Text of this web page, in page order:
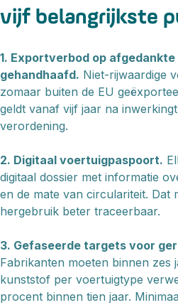
vijf belangrijkste
1. Exportverbod op
gehandhaafd. Niet-rijwaardige
zomaar buiten de EU
geldt vanaf vijf jaar na
verordening.
2. Digitaal voertuigpaspoort.
digitaal dossier met informatie
en de mate van circulariteit. Dat
hergebruik beter traceerbaar.
3. Gefaseerde targets voor
Fabrikanten moeten binnen zes
kunststof per voertuigtype
procent binnen tien jaar.